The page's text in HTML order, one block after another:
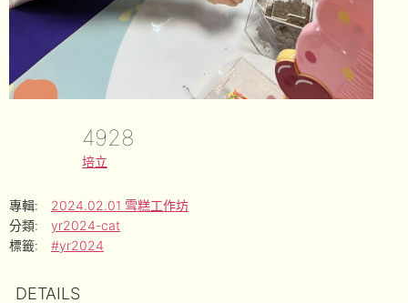
4928
培立
專輯:
2024.02.01 雪糕工作坊
分類:
yr2024-cat
標籤:
#yr2024
DETAILS